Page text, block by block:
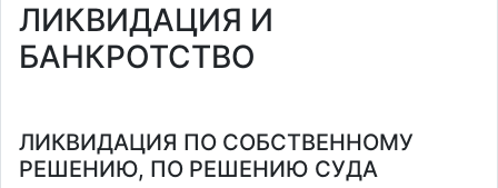
ЛИКВИДАЦИЯ И
БАНКРОТСТВО
ЛИКВИДАЦИЯ ПО СОБСТВЕННОМУ
РЕШЕНИЮ, ПО РЕШЕНИЮ СУДА